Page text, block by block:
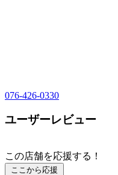
076-426-0330
ユーザーレビュー
この店舗を応援する！
ここから応援